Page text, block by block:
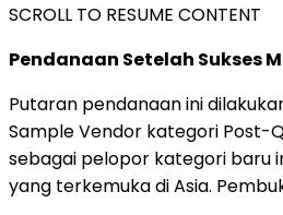
SCROLL TO RESUME CONTENT
Pendanaan Setelah Sukses
Putaran pendanaan ini
Sample Vendor kategori Post-
sebagai pelopor kategori baru
yang terkemuka di Asia.